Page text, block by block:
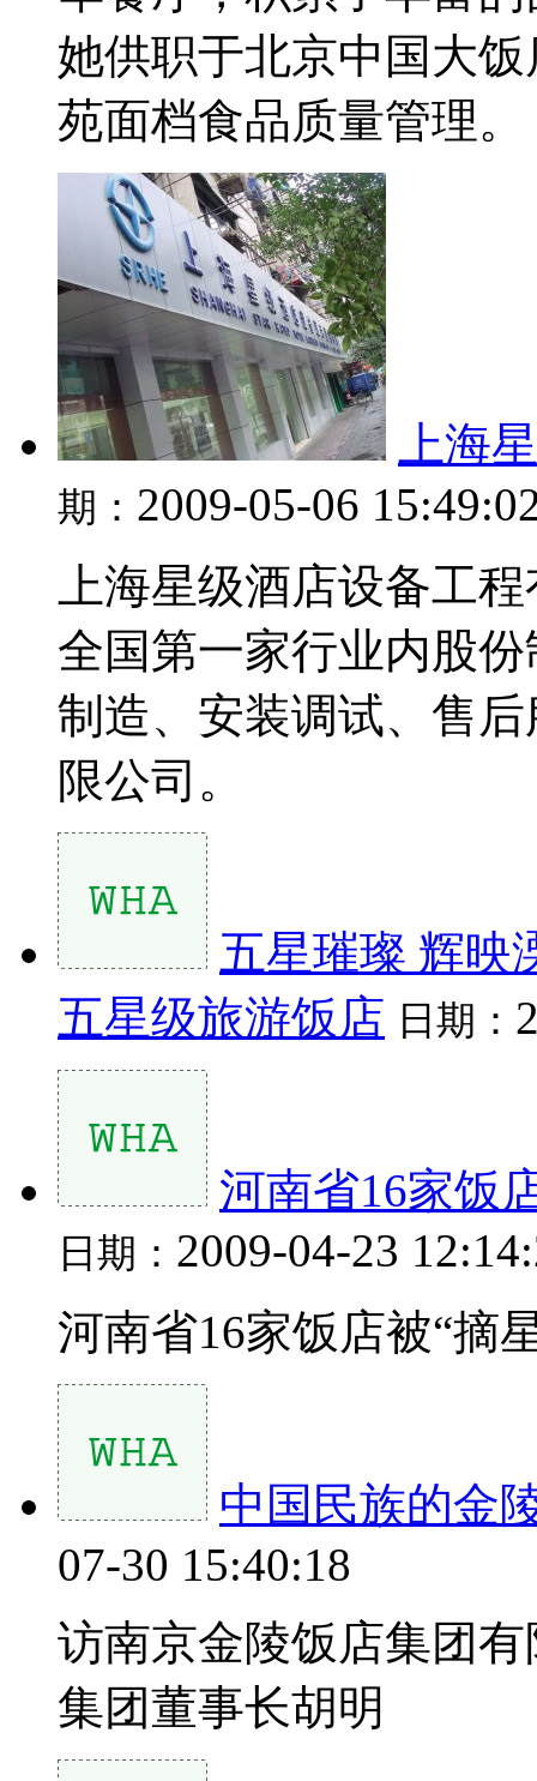
她供职于北京中国大
苑面档食品质量管理。
上海
期： 2009-05-06
上海星级酒店设备工
全国第一家行业内股
制造、安装调试、售
限公司。
五星璀璨 辉映
五星级旅游饭店 日期：
河南省16家饭
日期： 2009-04-23
河南省16家饭店被“摘
中国民族的金
07-30 15:40:18
访南京金陵饭店集团
集团董事长胡明